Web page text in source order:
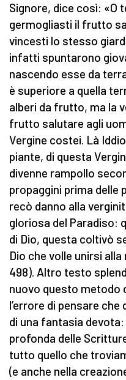
Signore, dice così: «O
germogliasti il frutto
vincesti lo stesso
infatti spuntarono
nascendo esse da
è superiore a quella
alberi da frutto, ma la
frutto salutare agli
Vergine costei. Là
piante, di questa
divenne rampollo
propaggini prima delle
recò danno alla
gloriosa del Paradiso:
di Dio, questa coltivò
Dio che volle unirsi
498). Altro testo
nuovo questo metodo
l’errore di pensare
di una fantasia
profonda delle
tutto quello che
(e anche nella